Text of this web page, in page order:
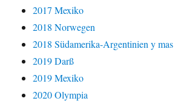
2017 Mexiko
2018 Norwegen
2018 Südamerika-Argentinien y mas
2019 Darß
2019 Mexiko
2020 Olympia